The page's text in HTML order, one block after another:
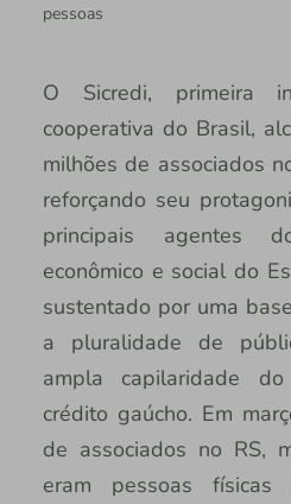
pessoas
O Sicredi, primeira
cooperativa do Brasil,
milhões de associados
reforçando seu
principais agentes
econômico e social do
sustentado por uma
a pluralidade de
ampla capilaridade
crédito gaúcho. Em
de associados no RS,
eram pessoas físicas